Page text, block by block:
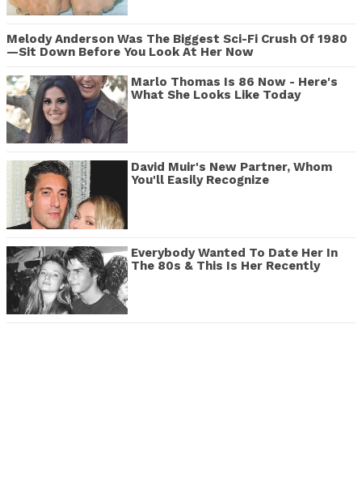
Melody Anderson Was The Biggest Sci-Fi Crush Of 1980
—Sit Down Before You Look At Her Now
Marlo Thomas Is 86 Now - Here's
What She Looks Like Today
David Muir's New Partner, Whom
You'll Easily Recognize
Everybody Wanted To Date Her In
The 80s & This Is Her Recently